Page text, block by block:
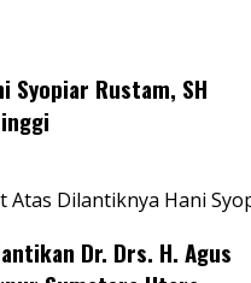
Syopiar Rustam, SH
Atas Dilantiknya Hani
Dr. Drs. H. Agus